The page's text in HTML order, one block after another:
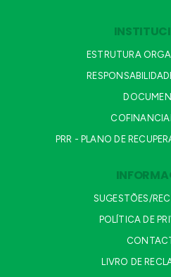
ESTRUTURA
PRR - PLANO DE
SUGESTÕES/
POLÍTICA DE
LIVRO DE